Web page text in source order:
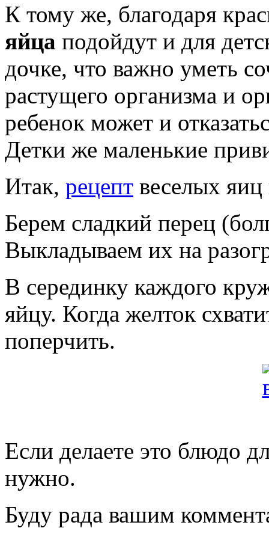
К тому же, благодаря
яйца подойдут и для
дочке, что важно уметь
растущего организма и
ребенок может и
Детки же маленькие
Итак, рецепт веселых яиц
Берем сладкий перец
Выкладываем их на
В серединку каждого
яйцу. Когда желток
поперчить.
Если делаете это блюдо
нужно.
Буду рада вашим